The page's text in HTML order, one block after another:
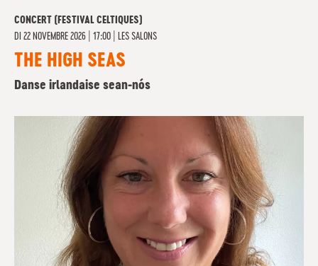
CONCERT (FESTIVAL CELTIQUES)
DI 22 NOVEMBRE 2026 | 17:00 LES SALONS
THE HIGH SEAS
Danse irlandaise sean-nós